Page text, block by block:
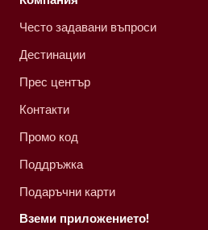
Често задавани въпроси
Дестинации
Прес център
Контакти
Промо код
Поддръжка
Подаръчни карти
Вземи приложението!